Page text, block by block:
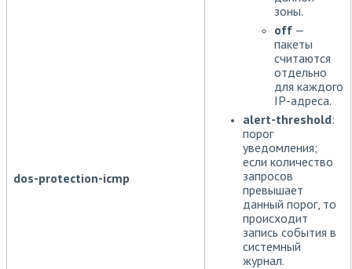
dos-protection-icmp
зоны.
off —
пакеты
считаются
отдельно
для каждого
IP-адреса.
alert-threshold:
порог
уведомления;
если количество
запросов
превышает
данный порог, то
происходит
запись события в
системный
журнал.